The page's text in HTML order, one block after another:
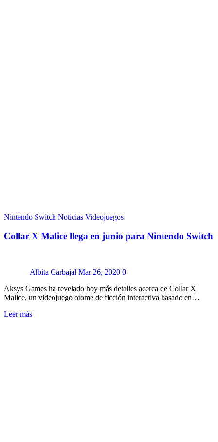
Nintendo Switch Noticias Videojuegos
Collar X Malice llega en junio para Nintendo Switch
Albita Carbajal Mar 26, 2020 0
Aksys Games ha revelado hoy más detalles acerca de Collar X
Malice, un videojuego otome de ficción interactiva basado en…
Leer más